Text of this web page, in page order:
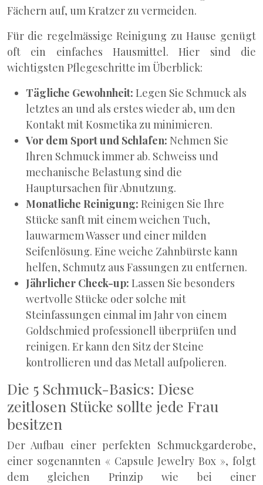
Fächern auf, um Kratzer zu vermeiden.
Für die regelmässige Reinigung zu Hause genügt
oft ein einfaches Hausmittel. Hier sind die
wichtigsten Pflegeschritte im Überblick:
Tägliche Gewohnheit: Legen Sie Schmuck als
letztes an und als erstes wieder ab, um den
Kontakt mit Kosmetika zu minimieren.
Vor dem Sport und Schlafen: Nehmen Sie
Ihren Schmuck immer ab. Schweiss und
mechanische Belastung sind die
Hauptursachen für Abnutzung.
Monatliche Reinigung: Reinigen Sie Ihre
Stücke sanft mit einem weichen Tuch,
lauwarmem Wasser und einer milden
Seifenlösung. Eine weiche Zahnbürste kann
helfen, Schmutz aus Fassungen zu entfernen.
Jährlicher Check-up: Lassen Sie besonders
wertvolle Stücke oder solche mit
Steinfassungen einmal im Jahr von einem
Goldschmied professionell überprüfen und
reinigen. Er kann den Sitz der Steine
kontrollieren und das Metall aufpolieren.
Die 5 Schmuck-Basics: Diese
zeitlosen Stücke sollte jede Frau
besitzen
Der Aufbau einer perfekten Schmuckgarderobe,
einer sogenannten « Capsule Jewelry Box », folgt
dem gleichen Prinzip wie bei einer